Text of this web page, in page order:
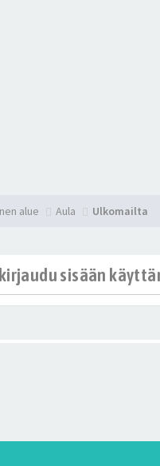
alue Aula Ulkomailta
sisään